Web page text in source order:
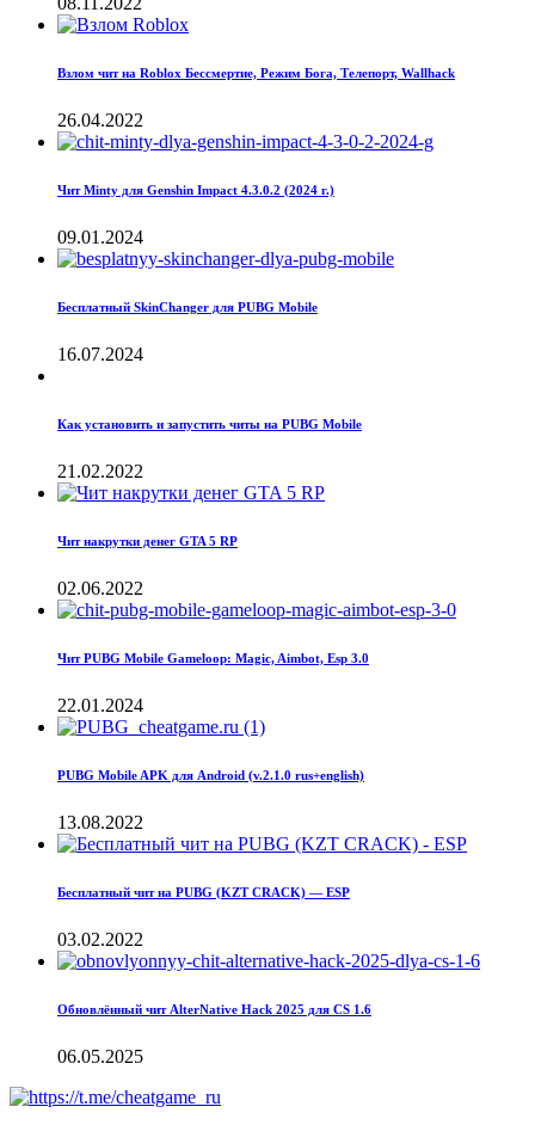
Взлом чит на Roblox Бессмертие, Режим Бога, Телепорт, Wallhack
26.04.2022
Чит Minty для Genshin Impact 4.3.0.2 (2024 г.)
09.01.2024
Бесплатный SkinChanger для PUBG Mobile
16.07.2024
Как установить и запустить читы на PUBG Mobile
21.02.2022
Чит накрутки денег GTA 5 RP
02.06.2022
Чит PUBG Mobile Gameloop: Magic, Aimbot, Esp 3.0
22.01.2024
PUBG Mobile APK для Android (v.2.1.0 rus+english)
13.08.2022
Бесплатный чит на PUBG (KZT CRACK) — ESP
03.02.2022
Обновлённый чит AlterNative Hack 2025 для CS 1.6
06.05.2025